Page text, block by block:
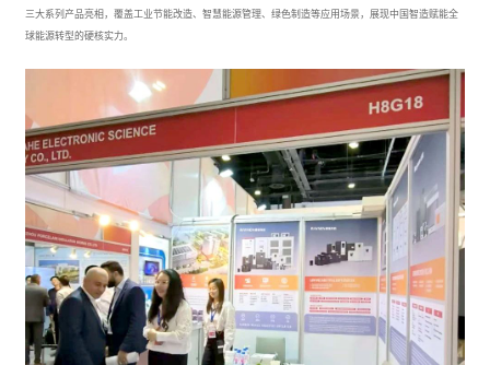
三大系列产品亮相，覆盖工业节能改造、智慧能源管理、绿色制造等应用场景，展现中国智造赋能全
球能源转型的硬核实力。